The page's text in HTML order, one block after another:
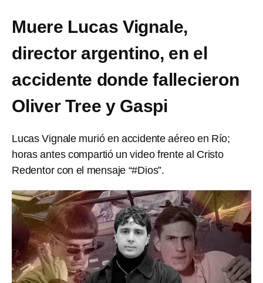
Muere Lucas Vignale,
director argentino, en el
accidente donde fallecieron
Oliver Tree y Gaspi
Lucas Vignale murió en accidente aéreo en Río;
horas antes compartió un video frente al Cristo
Redentor con el mensaje “#Dios”.